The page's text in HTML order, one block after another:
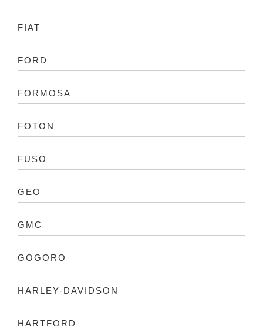
FIAT
FORD
FORMOSA
FOTON
FUSO
GEO
GMC
GOGORO
HARLEY-DAVIDSON
HARTFORD